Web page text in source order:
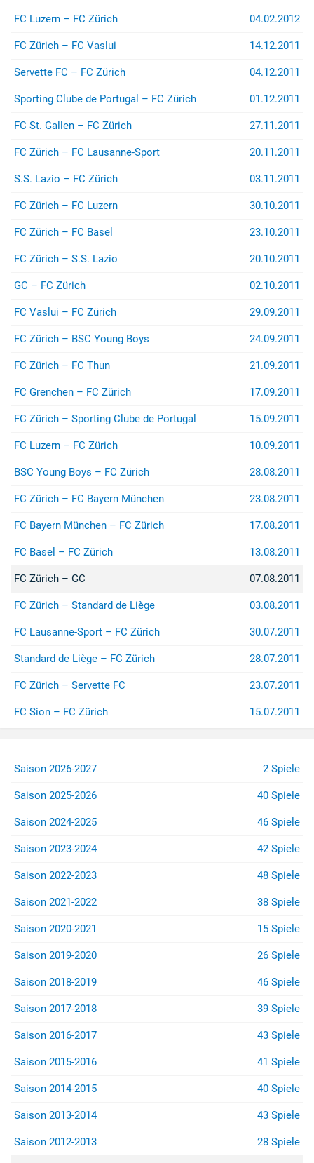
FC Luzern – FC Zürich 04.02.2012
FC Zürich – FC Vaslui 14.12.2011
Servette FC – FC Zürich 04.12.2011
Sporting Clube de Portugal – FC Zürich 01.12.2011
FC St. Gallen – FC Zürich 27.11.2011
FC Zürich – FC Lausanne-Sport 20.11.2011
S.S. Lazio – FC Zürich 03.11.2011
FC Zürich – FC Luzern 30.10.2011
FC Zürich – FC Basel 23.10.2011
FC Zürich – S.S. Lazio 20.10.2011
GC – FC Zürich 02.10.2011
FC Vaslui – FC Zürich 29.09.2011
FC Zürich – BSC Young Boys 24.09.2011
FC Zürich – FC Thun 21.09.2011
FC Grenchen – FC Zürich 17.09.2011
FC Zürich – Sporting Clube de Portugal 15.09.2011
FC Luzern – FC Zürich 10.09.2011
BSC Young Boys – FC Zürich 28.08.2011
FC Zürich – FC Bayern München 23.08.2011
FC Bayern München – FC Zürich 17.08.2011
FC Basel – FC Zürich 13.08.2011
FC Zürich – GC 07.08.2011
FC Zürich – Standard de Liège 03.08.2011
FC Lausanne-Sport – FC Zürich 30.07.2011
Standard de Liège – FC Zürich 28.07.2011
FC Zürich – Servette FC 23.07.2011
FC Sion – FC Zürich 15.07.2011
Saison 2026-2027 2 Spiele
Saison 2025-2026 40 Spiele
Saison 2024-2025 46 Spiele
Saison 2023-2024 42 Spiele
Saison 2022-2023 48 Spiele
Saison 2021-2022 38 Spiele
Saison 2020-2021 15 Spiele
Saison 2019-2020 26 Spiele
Saison 2018-2019 46 Spiele
Saison 2017-2018 39 Spiele
Saison 2016-2017 43 Spiele
Saison 2015-2016 41 Spiele
Saison 2014-2015 40 Spiele
Saison 2013-2014 43 Spiele
Saison 2012-2013 28 Spiele